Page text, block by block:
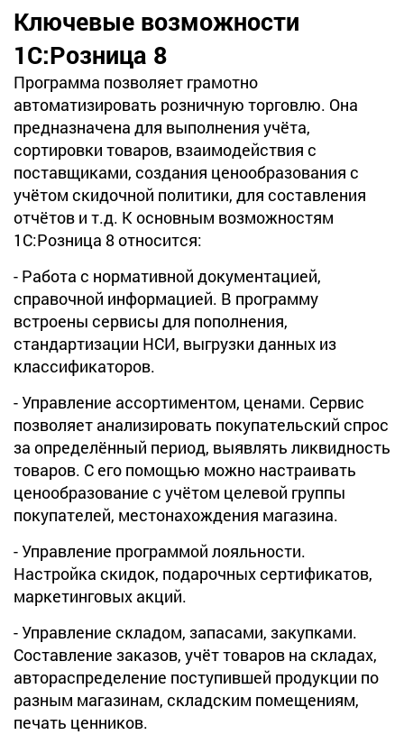
Ключевые возможности
1С:Розница 8
Программа позволяет грамотно
автоматизировать розничную торговлю. Она
предназначена для выполнения учёта,
сортировки товаров, взаимодействия с
поставщиками, создания ценообразования с
учётом скидочной политики, для составления
отчётов и т.д. К основным возможностям
1С:Розница 8 относится:
- Работа с нормативной документацией,
справочной информацией. В программу
встроены сервисы для пополнения,
стандартизации НСИ, выгрузки данных из
классификаторов.
- Управление ассортиментом, ценами. Сервис
позволяет анализировать покупательский спрос
за определённый период, выявлять ликвидность
товаров. С его помощью можно настраивать
ценообразование с учётом целевой группы
покупателей, местонахождения магазина.
- Управление программой лояльности.
Настройка скидок, подарочных сертификатов,
маркетинговых акций.
- Управление складом, запасами, закупками.
Составление заказов, учёт товаров на складах,
автораспределение поступившей продукции по
разным магазинам, складским помещениям,
печать ценников.